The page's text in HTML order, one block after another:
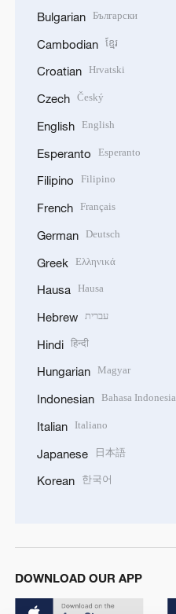
Bulgarian Български
Cambodian ខ្មែរ
Croatian Hrvatski
Czech Český
English English
Esperanto Esperanto
Filipino Filipino
French Français
German Deutsch
Greek Ελληνικά
Hausa Hausa
Hebrew עברית
Hindi हिन्दी
Hungarian Magyar
Indonesian Bahasa Indonesia
Italian Italiano
Japanese 日本語
Korean 한국어
DOWNLOAD OUR APP